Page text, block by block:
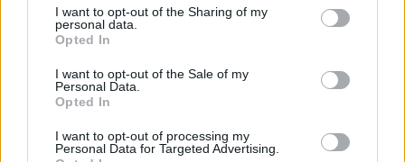
I want to opt-out of the Sharing of my
personal data.
Opted In
I want to opt-out of the Sale of my
Personal Data.
Opted In
I want to opt-out of processing my
Personal Data for Targeted Advertising.
Esim for Global
for Turkey|Esim for Germany|Esim for Greece |